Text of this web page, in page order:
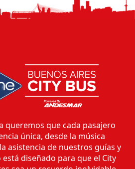
queremos que cada pasajero
única, desde la música
asistencia de nuestros guías y
diseñado para que el City